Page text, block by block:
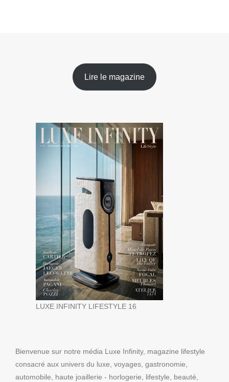
Lire le magazine
LUXE INFINITY LIFESTYLE 16
Bienvenue sur notre média Luxe Infinity, magazine lifestyle
consacré aux univers du luxe, voyages, gastronomie,
automobile, haute joaillerie - horlogerie, lifestyle, beauté,